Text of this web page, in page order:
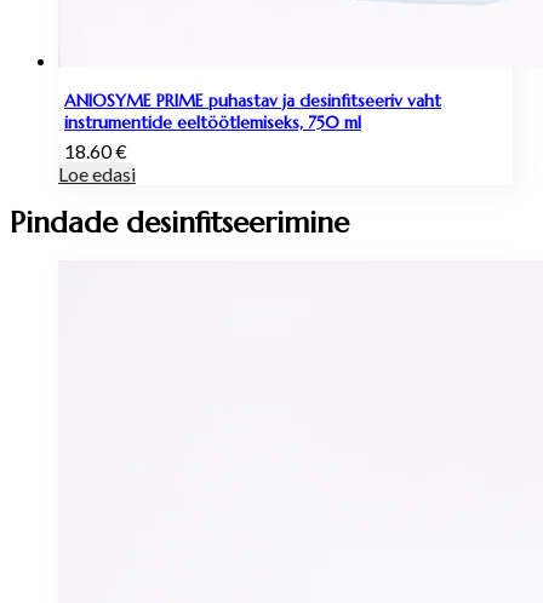
ANIOSYME PRIME puhastav ja desinfitseeriv vaht
instrumentide eeltöötlemiseks, 750 ml
18.60€
Loe edasi
Pindade desinfitseerimine